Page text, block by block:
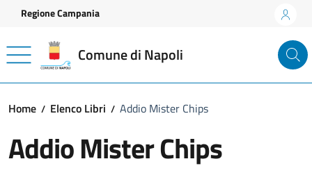
Vai ai contenuti
Vai al footer
Regione Campania
Comune di Napoli
Home Elenco Libri Addio Mister Chips
Addio Mister Chips